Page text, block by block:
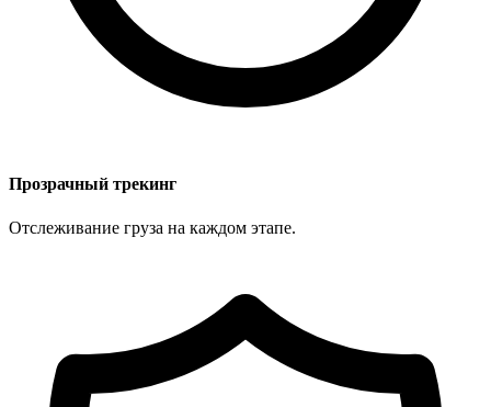
Прозрачный трекинг
Отслеживание груза на каждом этапе.